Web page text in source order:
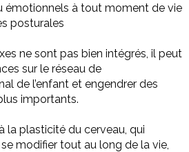
émotionnels à tout moment de vie
posturales
ne sont pas bien intégrés, il peut
sur le réseau de
de l’enfant et engendrer des
importants.
la plasticité du cerveau, qui
modifier tout au long de la vie,